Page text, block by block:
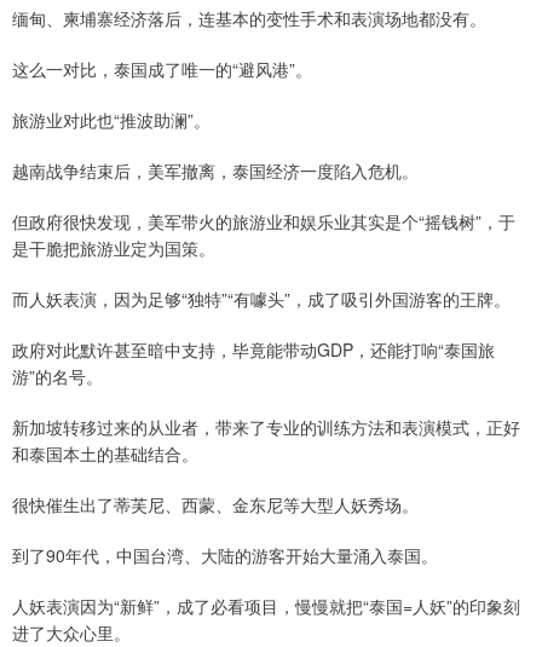
缅甸、柬埔寨经济落后，连基本的变性手术和表演场地都没有。
这么一对比，泰国成了唯一的“避风港”。
旅游业对此也“推波助澜”。
越南战争结束后，美军撤离，泰国经济一度陷入危机。
但政府很快发现，美军带火的旅游业和娱乐业其实是个“摇钱树”，于
是干脆把旅游业定为国策。
而人妖表演，因为足够“独特”“有噱头”，成了吸引外国游客的王牌。
政府对此默许甚至暗中支持，毕竟能带动GDP，还能打响“泰国旅
游”的名号。
新加坡转移过来的从业者，带来了专业的训练方法和表演模式，正好
和泰国本土的基础结合。
很快催生出了蒂芙尼、西蒙、金东尼等大型人妖秀场。
到了90年代，中国台湾、大陆的游客开始大量涌入泰国。
人妖表演因为“新鲜”，成了必看项目，慢慢就把“泰国=人妖”的印象刻
进了大众心里。